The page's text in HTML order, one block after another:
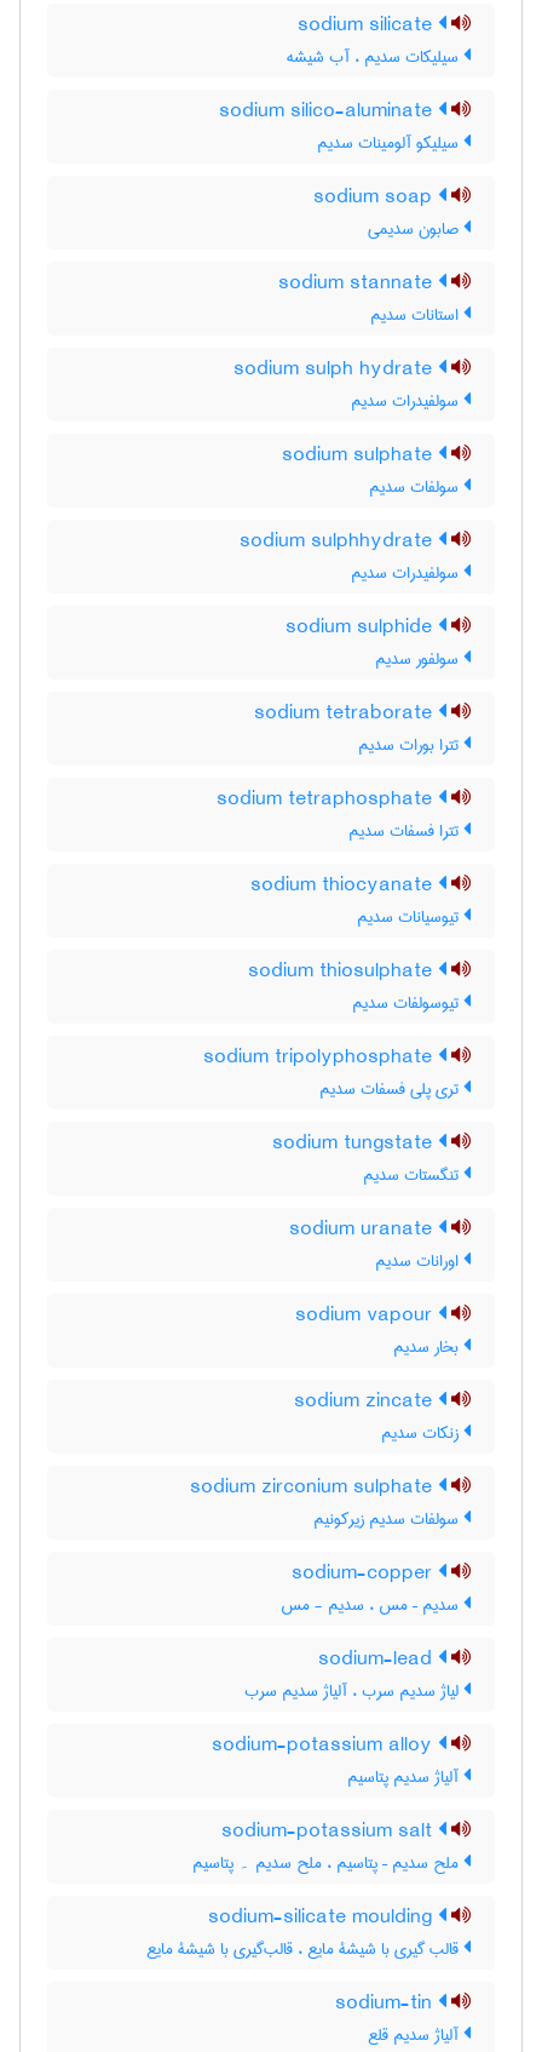
سیلیکات سدیم ، آب شیشه
سیلیکو آلومینات سدیم
صابون سدیمی
استانات سدیم
سولفیدرات سدیم
سولفات سدیم
سولفیدرات سدیم
سولفور سدیم
تترا بورات سدیم
تترا فسفات سدیم
تیوسیانات سدیم
تیوسولفات سدیم
تری پلی فسفات سدیم
تنگستات سدیم
اورانات سدیم
بخار سدیم
زنکات سدیم
سولفات سدیم زیرکونیم
سدیم – مس ، سدیم - مس
لیاژ سدیم سرب ، آلیاژ سدیم سرب
آلیاژ سدیم پتاسیم
ملح سدیم – پتاسیم ، ملح سدیم ۔ پتاسیم
قالب گیری با شیشۀ مایع ، قالب‌گیری با شیشۀ مایع
آلیاژ سدیم قلع